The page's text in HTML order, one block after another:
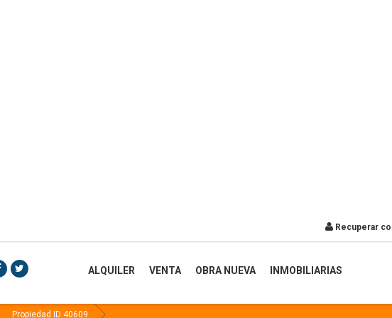
Recuperar
ALQUILER VENTA OBRA NUEVA INMOBILIARIAS
Propiedad ID 40609